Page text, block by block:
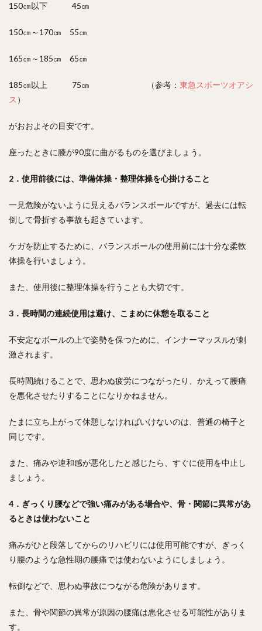
150㎝以下 45㎝
150㎝～170㎝ 55㎝
165㎝～185㎝ 65㎝
185㎝以上 75㎝ （参考： 東急スポーツオアシ
ス ）
がおおよその目安です。
座ったときに膝が90度に曲がるものを選びましょう。
2．使用前後には、準備体操・整理体操を心掛けること
一見危険がないように見えるバランスボールですが、過去には転
倒して骨折する事故も起きています。
ケガを防止するために、バランスボールの使用前には十分な柔軟
体操を行いましょう。
また、使用後に整理体操を行うことも大切です。
3．長時間の連続使用は避け、こまめに休憩を取ること
不安定なボールの上で姿勢を保つために、インナーマッスルが刺
激されます。
長時間続けることで、思わぬ疲労につながったり、かえって腰痛
を悪化させたりすることになりかねません。
たまに立ち上がって休憩しなければいけないのは、普通の椅子と
同じです。
また、痛みや違和感が悪化したと感じたら、すぐに使用を中止し
ましょう。
4．ぎっくり腰などで強い痛みがある場合や、骨・関節に異常があ
るときは使わないこと
痛みがひと段落してからのリハビリには使用可能ですが、ぎっく
り腰のような急性期の腰痛では使わないようにしましょう。
転倒などで、思わぬ事故につながる危険があります。
また、骨や関節の異常が原因の腰痛は悪化させる可能性がありま
す。